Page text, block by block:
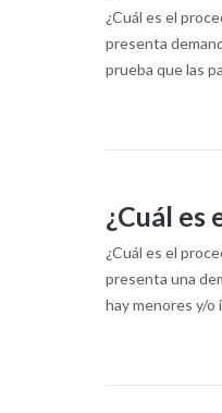
¿Cuál es el
presenta
prueba que las
¿Cuál
¿Cuál es el
presenta una
hay menores y/o